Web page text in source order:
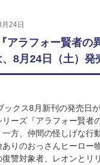
24日
アラフォー賢者
8月24日（土）発
クス8月新刊の発売日
リーズ『アラフォー賢
一方、仲間の怪しげな
ありのおっさんヒーロー
復讐対象者、レオンとリ